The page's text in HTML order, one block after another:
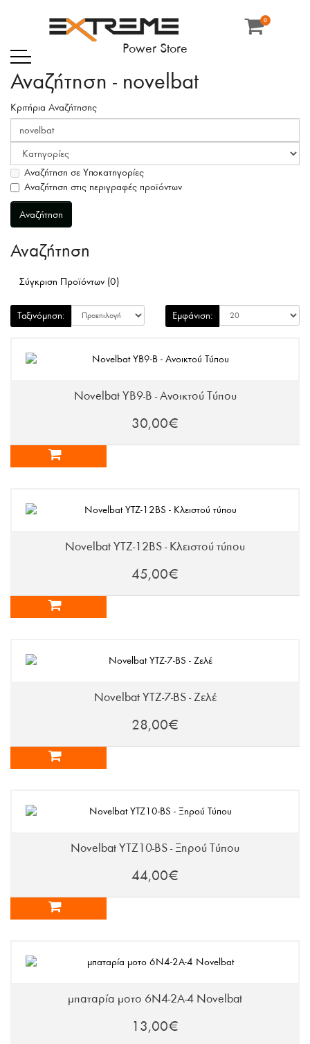
Power Store
0
Αναζήτηση - novelbat
Κριτήρια Αναζήτησης
Αναζήτηση σε Υποκατηγορίες
Αναζήτηση στις περιγραφές προϊόντων
Αναζήτηση
Σύγκριση Προϊόντων (0)
Ταξινόμηση: Εμφάνιση:
Novelbat YB9-B - Ανοικτού Τύπου
30,00€
Novelbat YTZ-12BS - Κλειστού τύπου
45,00€
Novelbat YTZ-7-BS - Ζελέ
28,00€
Novelbat YTZ10-BS - Ξηρού Τύπου
44,00€
μπαταρία μοτο 6N4-2A-4 Novelbat
13,00€